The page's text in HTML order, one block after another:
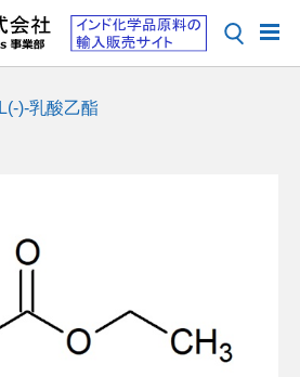
L(-)-乳酸乙酯